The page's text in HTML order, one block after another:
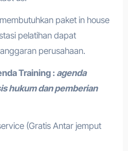
paket in house
pelatihan dapat
perusahaan.
Training: agenda
hukum dan pemberian
(Gratis Antar jemput